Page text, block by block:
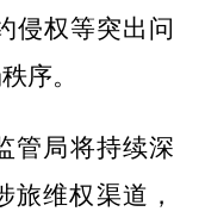
侵权等突出问
序。
管局将持续深
旅维权渠道，